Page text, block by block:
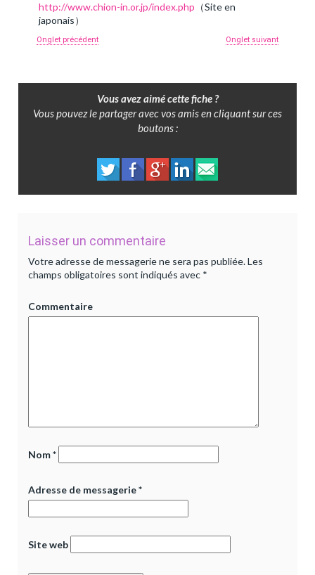
http://www.chion-in.or.jp/index.php （Site en
japonais）
Onglet précédent Onglet suivant
Vous avez aimé cette fiche ?
Vous pouvez le partager avec vos amis en cliquant sur ces
boutons :
Laisser un commentaire
Votre adresse de messagerie ne sera pas publiée.Les
champs obligatoires sont indiqués avec *
Commentaire
Nom*
Adresse de messagerie*
Site web